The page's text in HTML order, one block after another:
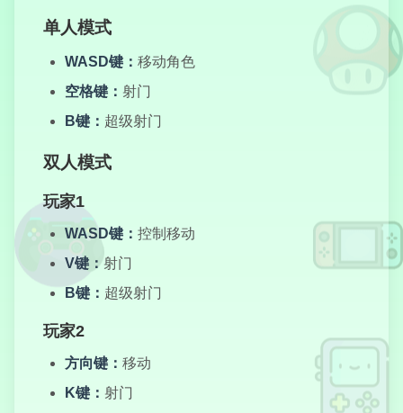
万圣节
单人模式
WASD键： 移动角色
空格键： 射门
B键： 超级射门
双人模式
玩家1
WASD键： 控制移动
V键：射门
B键： 超级射门
玩家2
方向键： 移动
K键： 射门